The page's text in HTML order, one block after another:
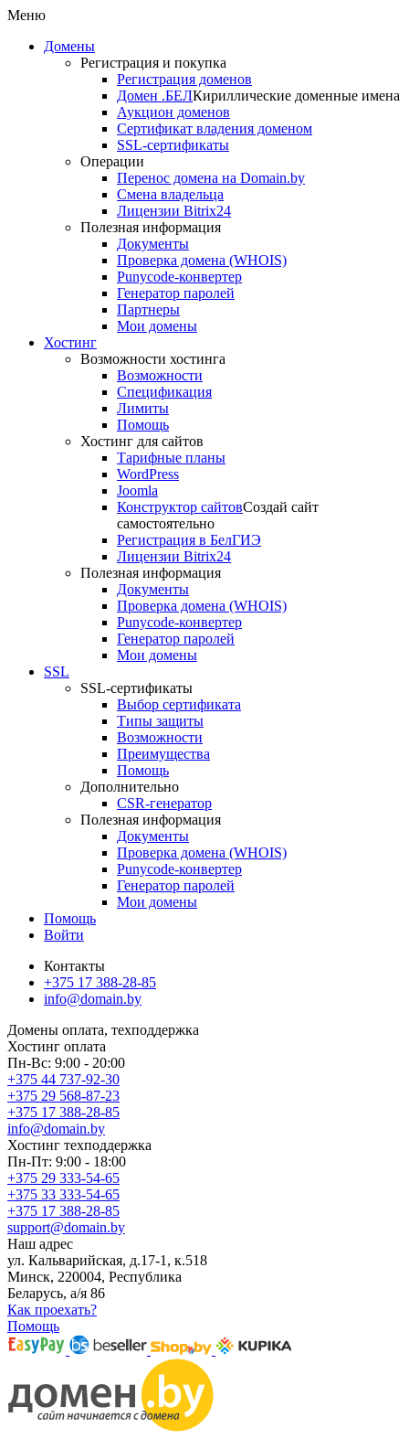
Меню
Домены
Регистрация и покупка
Регистрация доменов
Домен .БЕЛКириллические доменные имена
Аукцион доменов
Сертификат владения доменом
SSL-сертификаты
Операции
Перенос домена на Domain.by
Смена владельца
Лицензии Bitrix24
Полезная информация
Документы
Проверка домена (WHOIS)
Punycode-конвертер
Генератор паролей
Партнеры
Мои домены
Хостинг
Возможности хостинга
Возможности
Спецификация
Лимиты
Помощь
Хостинг для сайтов
Тарифные планы
WordPress
Joomla
Конструктор сайтовСоздай сайт
самостоятельно
Регистрация в БелГИЭ
Лицензии Bitrix24
Полезная информация
Документы
Проверка домена (WHOIS)
Punycode-конвертер
Генератор паролей
Мои домены
SSL
SSL-сертификаты
Выбор сертификата
Типы защиты
Возможности
Преимущества
Помощь
Дополнительно
CSR-генератор
Полезная информация
Документы
Проверка домена (WHOIS)
Punycode-конвертер
Генератор паролей
Мои домены
Помощь
Войти
Контакты
+375 17 388-28-85
info@domain.by
Домены оплата, техподдержка
Хостинг оплата
Пн-Вс: 9:00 - 20:00
+375 44 737-92-30
+375 29 568-87-23
+375 17 388-28-85
info@domain.by
Хостинг техподдержка
Пн-Пт: 9:00 - 18:00
+375 29 333-54-65
+375 33 333-54-65
+375 17 388-28-85
support@domain.by
Наш адрес
ул. Кальварийская, д.17-1, к.518
Минск, 220004, Республика
Беларусь, а/я 86
Как проехать?
Помощь